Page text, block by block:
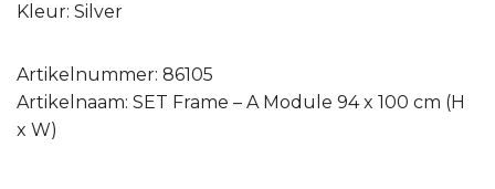
Kleur: Silver
Artikelnummer: 86105
Artikelnaam: SET Frame – A Module 94 x 100 cm (H
x W)